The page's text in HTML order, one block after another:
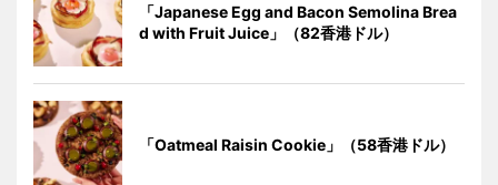
「Japanese Egg and Bacon Semolina Brea
d with Fruit Juice」（82香港ドル）
「Oatmeal Raisin Cookie」（58香港ドル）